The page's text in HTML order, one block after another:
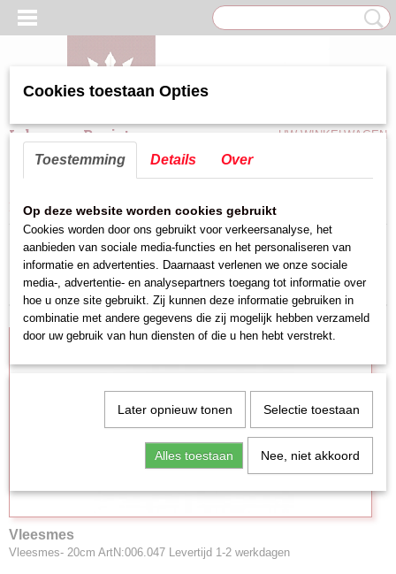
Inloggen Registreren UW WINKELWAGEN
Home>Keuken hulpmiddelen>Messen>Vleesmes
Sorteer op:
Vleesmes
Vleesmes- 20cm ArtN:006.047 Levertijd 1-2 werkdagen
Cookies toestaan Opties
Toestemming Details Over
Op deze website worden cookies gebruikt
Cookies worden door ons gebruikt voor verkeersanalyse, het
aanbieden van sociale media-functies en het personaliseren van
informatie en advertenties. Daarnaast verlenen we onze sociale
media-, advertentie- en analysepartners toegang tot informatie over
hoe u onze site gebruikt. Zij kunnen deze informatie gebruiken in
combinatie met andere gegevens die zij mogelijk hebben verzameld
door uw gebruik van hun diensten of die u hen hebt verstrekt.
Later opnieuw tonen Selectie toestaan
Alles toestaan Nee, niet akkoord